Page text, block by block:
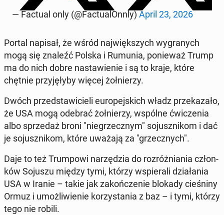
— Factual only (@Fac­tu­alOn­n­ly) April 23, 2026
Portal napisał, że wśród naj­więk­szych wy­gra­nych
mogą się znaleźć Polska i Rumunia, po­nie­waż Trump
ma do nich dobre na­sta­wie­nie i są to kraje, które
chętnie przy­ję­ły­by więcej żoł­nie­rzy.
Dwóch przed­sta­wi­cie­li eu­ro­pej­skich władz prze­ka­za­ło,
że USA mogą odebrać żoł­nie­rzy, wspólne ćwi­cze­nia
albo sprze­daż broni "nie­grzecz­nym" so­jusz­ni­kom i dać
je so­jusz­ni­kom, które uważają za "grzecz­nych".
Daje to też Trum­po­wi na­rzę­dzia do roz­róż­nia­nia człon­
ków Sojuszu między tymi, którzy wspie­ra­li dzia­ła­nia
USA w Iranie – takie jak za­koń­cze­nie blokady cie­śni­ny
Ormuz i umoż­li­wie­nie ko­rzy­sta­nia z baz – i tymi, którzy
tego nie robili.